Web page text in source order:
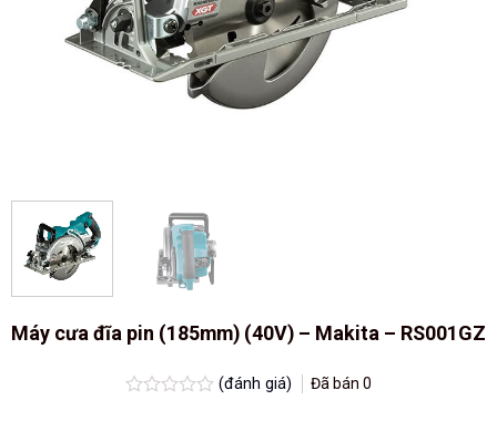
Máy cưa đĩa pin (185mm) (40V) – Makita – RS001GZ
(đánh giá) Đã bán0